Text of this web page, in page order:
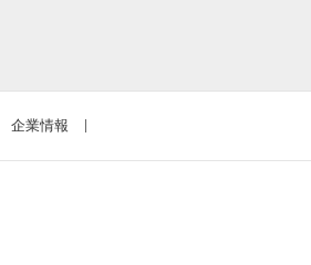
企業情報